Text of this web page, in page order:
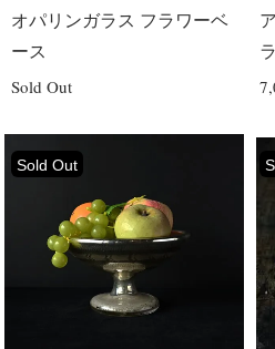
オパリンガラス フラワーベ
ース
Sold Out
Sold Out